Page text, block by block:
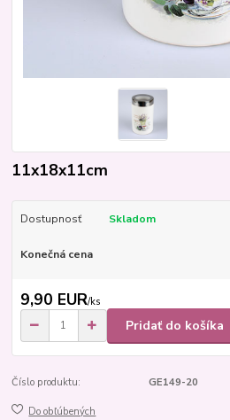
11x18x11cm
Dostupnosť Skladom
Konečná cena
9,90 EUR/ks
Pridať do košíka
Číslo produktu: GE149-20
Do obľúbených